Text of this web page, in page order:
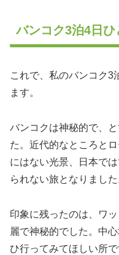
バンコク3泊4日ひ
これで、私のバンコク3
ます。
バンコクは神秘的で、
た。近代的なところと
にはない光景、日本で
られない旅となりました
印象に残ったのは、ワ
麗で神秘的でした。中
ひ行ってみてほしい所で